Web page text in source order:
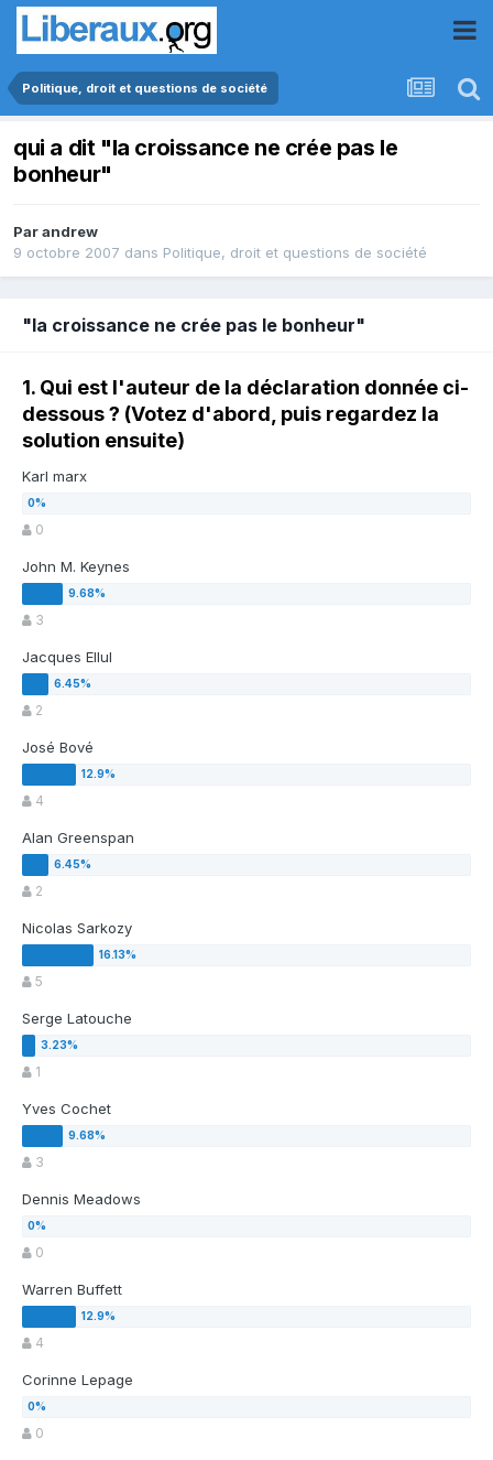
Politique, droit et questions de société
qui a dit "la croissance ne crée pas le
bonheur"
Parandrew
9 octobre 2007 dans Politique, droit et questions de société
"la croissance ne crée pas le bonheur"
1. Qui est l'auteur de la déclaration donnée ci-
dessous ? (Votez d'abord, puis regardez la
solution ensuite)
Karl marx
0
John M. Keynes
3
Jacques Ellul
2
José Bové
4
Alan Greenspan
2
Nicolas Sarkozy
5
Serge Latouche
1
Yves Cochet
3
Dennis Meadows
0
Warren Buffett
4
Corinne Lepage
0